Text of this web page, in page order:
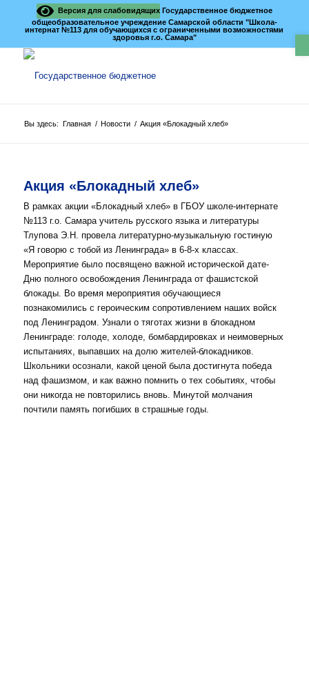
Версия для слабовидящихГосударственное бюджетное
общеобразовательное учреждение Самарской области "Школа-
интернат №113 для обучающихся с ограниченными возможностями
здоровья г.о. Самара"
Вы здесь: Главная / Новости / Акция «Блокадный хлеб»
Акция «Блокадный хлеб»
В рамках акции «Блокадный хлеб» в ГБОУ школе-интернате
№113 г.о. Самара учитель русского языка и литературы
Тлупова Э.Н. провела литературно-музыкальную гостиную
«Я говорю с тобой из Ленинграда» в 6-8-х классах.
Мероприятие было посвящено важной исторической дате-
Дню полного освобождения Ленинграда от фашистской
блокады. Во время мероприятия обучающиеся
познакомились с героическим сопротивлением наших войск
под Ленинградом. Узнали о тяготах жизни в блокадном
Ленинграде: голоде, холоде, бомбардировках и неимоверных
испытаниях, выпавших на долю жителей-блокадников.
Школьники осознали, какой ценой была достигнута победа
над фашизмом, и как важно помнить о тех событиях, чтобы
они никогда не повторились вновь. Минутой молчания
почтили память погибших в страшные годы.